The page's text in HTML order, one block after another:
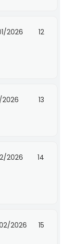
12
2026
13
2026
14
2026
15
2026